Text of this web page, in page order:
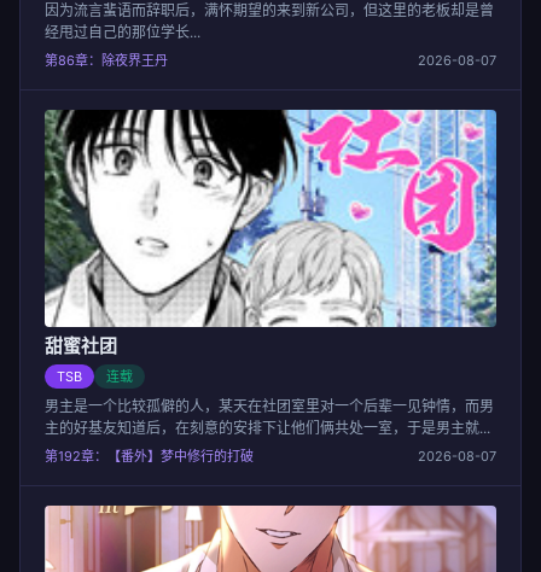
因为流言蜚语而辞职后，满怀期望的来到新公司，但这里的老板却是曾
经甩过自己的那位学长...
第86章：除夜界王丹 2026-08-07
甜蜜社团
TSB 连载
男主是一个比较孤僻的人，某天在社团室里对一个后辈一见钟情，而男
主的好基友知道后，在刻意的安排下让他们俩共处一室，于是男主就...
第192章：【番外】梦中修行的打破 2026-08-07